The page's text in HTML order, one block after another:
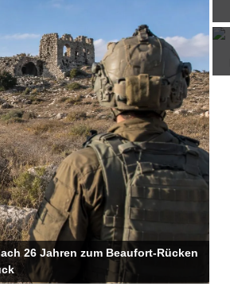
26 Jahren zum Beaufort-Rücken